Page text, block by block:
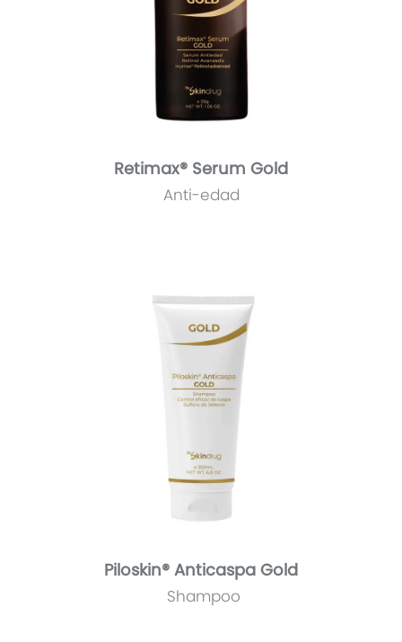
Retimax® Serum Gold
Anti-edad
Piloskin® Anticaspa Gold
Shampoo